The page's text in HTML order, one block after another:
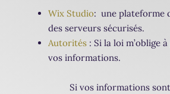
Wix Studio: une plateforme
des serveurs sécurisés.
Autorités : Si la loi m’oblige
vos informations.
Si vos informations sont